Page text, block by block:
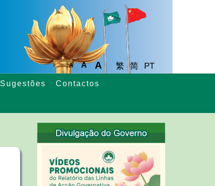
A A A 繁 简 PT
Sugestões Contactos